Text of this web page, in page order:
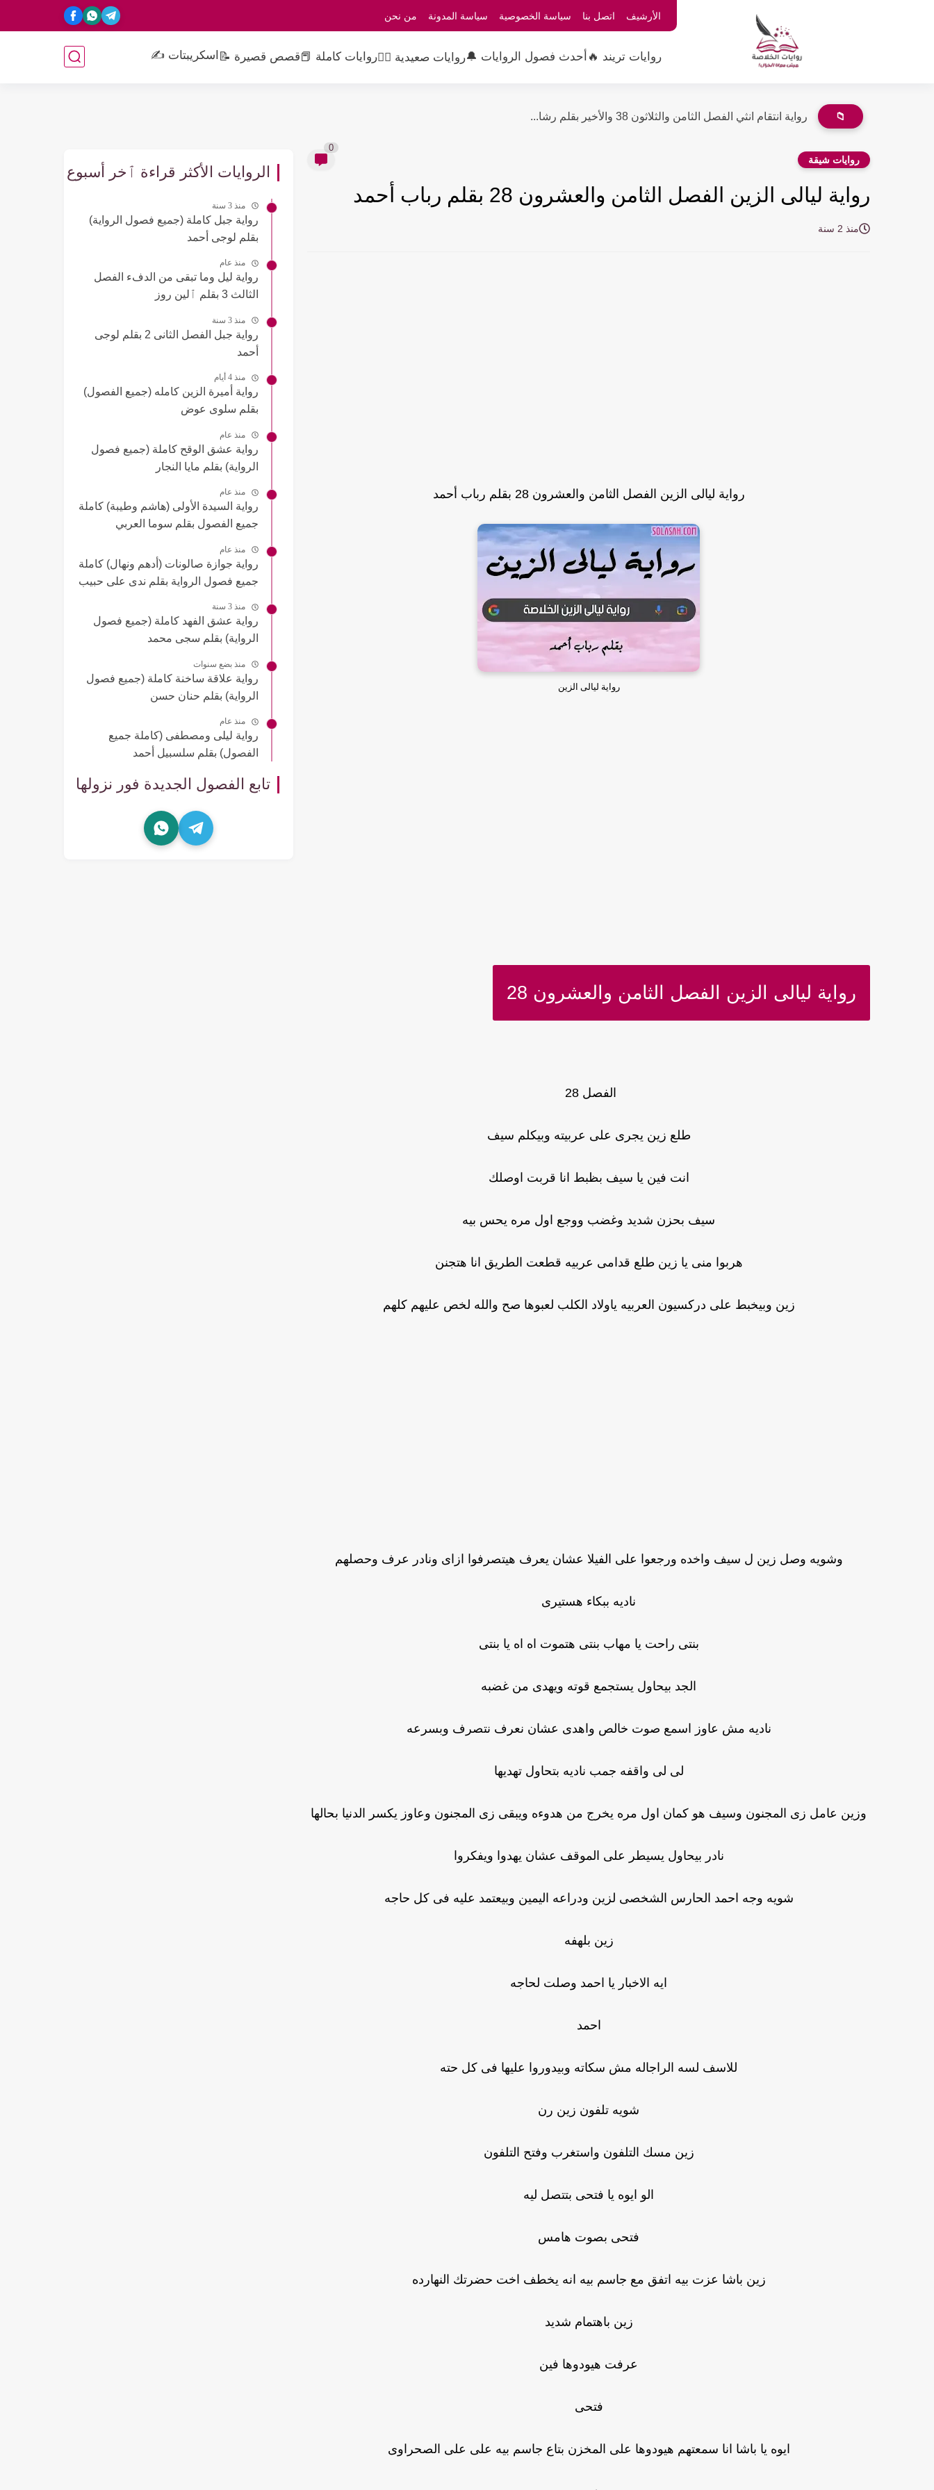
الأرشيف اتصل بنا سياسة الخصوصية سياسة المدونة من نحن
روايات تريند 🔥 أحدث فصول الروايات 🔔روايات صعيدية 👳‍♂️روايات كاملة 📕قصص قصيرة 📝 اسكريبتات ✍️
📁 رواية انتقام انثي الفصل الثامن والثلاثون 38 والأخير بقلم رشا...
روايات شيقة
0
رواية ليالى الزين الفصل الثامن والعشرون 28 بقلم رباب أحمد
منذ 2 سنة
رواية ليالى الزين الفصل الثامن والعشرون 28 بقلم رباب أحمد
رواية ليالى الزين
رواية ليالى الزين الفصل الثامن والعشرون 28
الفصل 28
طلع زين يجرى على عربيته وبيكلم سيف
انت فين يا سيف بظبط انا قربت اوصلك
سيف بحزن شديد وغضب ووجع اول مره يحس بيه
هربوا منى يا زين طلع قدامى عربيه قطعت الطريق انا هتجنن
زين وبيخبط على دركسيون العربيه ياولاد الكلب لعبوها صح والله لخص عليهم كلهم
وشويه وصل زين ل سيف واخده ورجعوا على الفيلا عشان يعرف هيتصرفوا ازاى ونادر عرف وحصلهم
ناديه ببكاء هستيرى
بنتى راحت يا مهاب بنتى هتموت اه اه يا بنتى
الجد بيحاول يستجمع قوته ويهدى من غضبه
ناديه مش عاوز اسمع صوت خالص واهدى عشان نعرف نتصرف وبسرعه
لى لى واقفه جمب ناديه بتحاول تهديها
وزين عامل زى المجنون وسيف هو كمان اول مره يخرج من هدوءه ويبقى زى المجنون وعاوز يكسر الدنيا بحالها
نادر بيحاول يسيطر على الموقف عشان يهدوا ويفكروا
شويه وجه احمد الحارس الشخصى لزين ودراعه اليمين وبيعتمد عليه فى كل حاجه
زين بلهفه
ايه الاخبار يا احمد وصلت لحاجه
احمد
للاسف لسه الراجاله مش سكاته وبيدوروا عليها فى كل حته
شويه تلفون زين رن
زين مسك التلفون واستغرب وفتح التلفون
الو ايوه يا فتحى بتتصل ليه
فتحى بصوت هامس
زين باشا عزت بيه اتفق مع جاسم بيه انه يخطف اخت حضرتك النهارده
زين باهتمام شديد
عرفت هيودوها فين
فتحى
ايوه يا باشا انا سمعتهم هيودوها على المخزن بتاع جاسم بيه على على الصحراوى
الروايات الأكثر قراءة ٱخر أسبوع
منذ 3 سنة
رواية جبل كاملة (جميع فصول الرواية)
بقلم لوجى أحمد
منذ عام
رواية ليل وما تبقى من الدفء الفصل
الثالث 3 بقلم ٱلين روز
منذ 3 سنة
رواية جبل الفصل الثانى 2 بقلم لوجى
أحمد
منذ 4 أيام
رواية أميرة الزين كامله (جميع الفصول)
بقلم سلوى عوض
منذ عام
رواية عشق الوقح كاملة (جميع فصول
الرواية) بقلم مايا النجار
منذ عام
رواية السيدة الأولى (هاشم وطيبة) كاملة
جميع الفصول بقلم سوما العربي
منذ عام
رواية جوازة صالونات (أدهم ونهال) كاملة
جميع فصول الرواية بقلم ندى على حبيب
منذ 3 سنة
رواية عشق الفهد كاملة (جميع فصول
الرواية) بقلم سجى محمد
منذ بضع سنوات
رواية علاقة ساخنة كاملة (جميع فصول
الرواية) بقلم حنان حسن
منذ عام
رواية ليلى ومصطفى (كاملة جميع
الفصول) بقلم سلسبيل أحمد
تابع الفصول الجديدة فور نزولها